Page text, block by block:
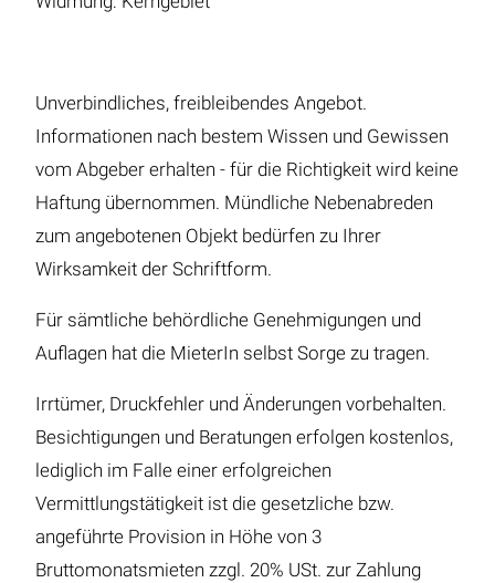
Unverbindliches, freibleibendes Angebot.
Informationen nach bestem Wissen und Gewissen
vom Abgeber erhalten - für die Richtigkeit wird keine
Haftung übernommen. Mündliche Nebenabreden
zum angebotenen Objekt bedürfen zu Ihrer
Wirksamkeit der Schriftform.
Für sämtliche behördliche Genehmigungen und
Auflagen hat die MieterIn selbst Sorge zu tragen.
Irrtümer, Druckfehler und Änderungen vorbehalten.
Besichtigungen und Beratungen erfolgen kostenlos,
lediglich im Falle einer erfolgreichen
Vermittlungstätigkeit ist die gesetzliche bzw.
angeführte Provision in Höhe von 3
Bruttomonatsmieten zzgl. 20% USt. zur Zahlung